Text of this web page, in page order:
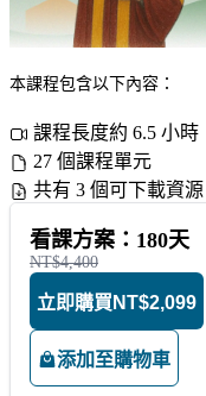
本課程包含以下內容：
課程長度約 6.5 小時
27 個課程單元
共有 3 個可下載資源
看課方案：180天
NT$4,400
立即購買 NT$2,099
添加至購物車